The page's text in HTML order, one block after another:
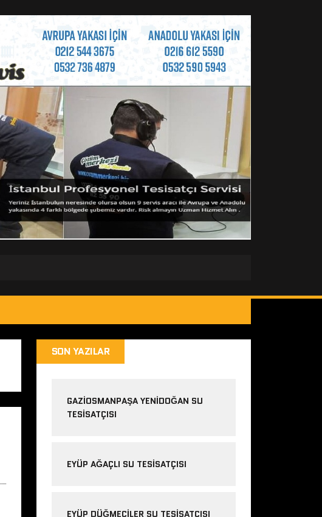
SON YAZILAR
GAZIOSMANPAŞA YENIDOĞAN SU
TESISATÇISI
EYÜP AĞAÇLI SU TESISATÇISI
EYÜP DÜĞMECILER SU TESISATÇISI